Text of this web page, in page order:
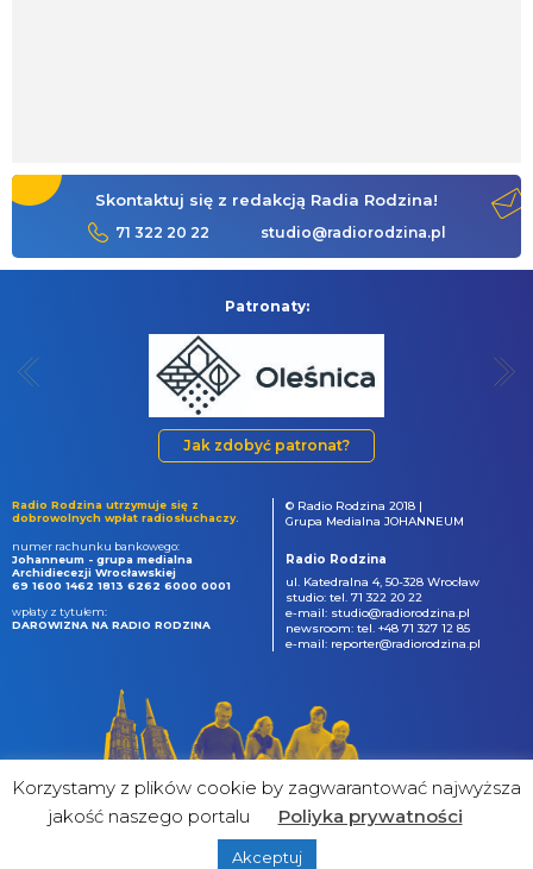
Skontaktuj się z redakcją Radia Rodzina!
71 322 20 22 studio@radiorodzina.pl
Patronaty:
Jak zdobyć patronat?
Radio Rodzina utrzymuje się z
dobrowolnych wpłat radiosłuchaczy.
numer rachunku bankowego:
Johanneum - grupa medialna
Archidiecezji Wrocławskiej
69 1600 1462 1813 6262 6000 0001
wpłaty z tytułem:
DAROWIZNA NA RADIO RODZINA
© Radio Rodzina 2018 |
Grupa Medialna JOHANNEUM
Radio Rodzina
ul. Katedralna 4, 50-328 Wrocław
studio: tel. 71 322 20 22
e-mail: studio@radiorodzina.pl
newsroom: tel. +48 71 327 12 85
e-mail: reporter@radiorodzina.pl
&
Korzystamy z plików cookie by zagwarantować najwyższa
jakość naszego portalu
Poliyka prywatności
Akceptuj